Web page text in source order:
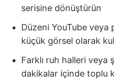
serisine dönüştürün
Düzeni YouTube
küçük görsel olarak
Farklı ruh halleri veya
dakikalar içinde toplu